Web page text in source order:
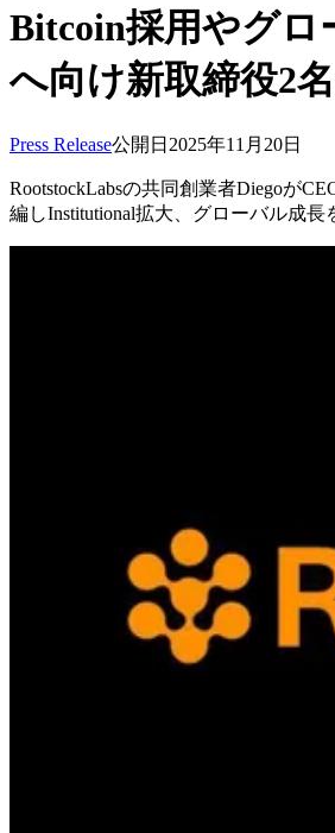
Bitcoin採用やグロ
へ向け新取締役2
Press Release公開日 2025年11月20日
RootstockLabsの共同創業者Diegoが
編しInstitutional拡大、グローバル成長